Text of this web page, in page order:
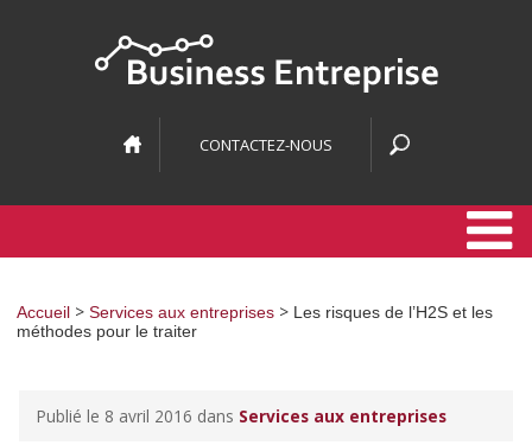
CONTACTEZ-NOUS
Accueil > Services aux entreprises > Les risques de l’H2S et les
méthodes pour le traiter
Publié le 8 avril 2016 dans Services aux entreprises